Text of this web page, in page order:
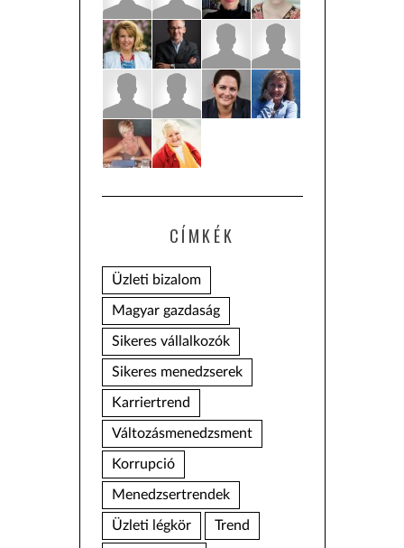
CÍMKÉK
Üzleti bizalom
Magyar gazdaság
Sikeres vállalkozók
Sikeres menedzserek
Karriertrend
Változásmenedzsment
Korrupció
Menedzsertrendek
Üzleti légkör Trend